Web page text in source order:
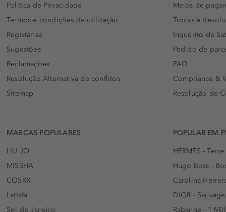
Política de Privacidade
Termos e condições de utilização
Registar-se
Sugestões
Reclamações
Resolução Alternativa de conflitos
Sitemap
Meios de
Trocas e
Inquérito de
Pedido de
FAQ
Compliance &
Resolução de
MARCAS POPULARES
LIU JO
MISSHA
COSRX
Lattafa
Sol de Janeiro
POPULAR EM
HERMÈS -
Hugo Boss -
Carolina
DIOR - Sauvage
Rabanne - 1